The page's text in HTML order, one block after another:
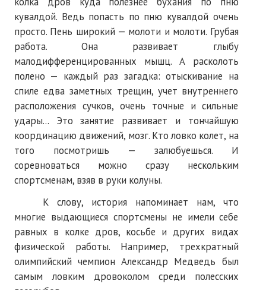
кувалдой. Ведь попасть по пню кувалдой очень
просто. Пень широкий — молоти и молоти. Грубая
работа. Она развивает глыбу
малодифференцированных мышц. А расколоть
полено — каждый раз загадка: отыскивание на
спиле едва заметных трещин, учет внутреннего
расположения сучков, очень точные и сильные
удары... Это занятие развивает и тончайшую
координацию движений, мозг. Кто ловко колет, на
того посмотришь — залюбуешься. И
соревноваться можно сразу нескольким
спортсменам, взяв в руки колуны.
К слову, история напоминает нам, что
многие выдающиеся спортсмены не имели себе
равных в колке дров, косьбе и других видах
физической работы. Например, трехкратный
олимпийский чемпион Александр Медведь был
самым ловким дровоколом среди полесских